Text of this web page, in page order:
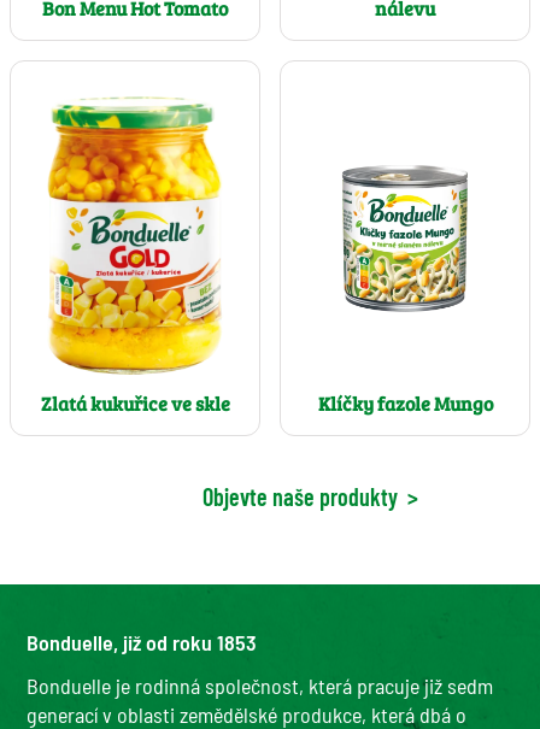
Bon Menu Hot Tomato
nálevu
Zlatá kukuřice ve skle Klíčky fazole Mungo
Objevte naše produkty >
Bonduelle, již od roku 1853
Bonduelle je rodinná společnost, která pracuje již sedm
generací v oblasti zemědělské produkce, která dbá o